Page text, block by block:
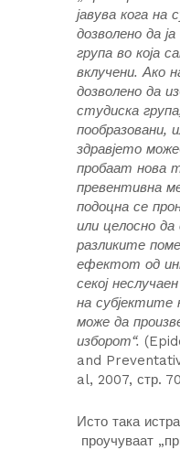
јавува кога на
дозволено да
група во која
вклучени. Ако
дозволено да
студиска
пообразовани,
здравјето
пробаат нова
превентивна
подоцна се
или целосно
разликите
ефектот од
секој
на субјектите
може да
изборот“.
and
al, 2007, стр.
Исто така
проучуваат